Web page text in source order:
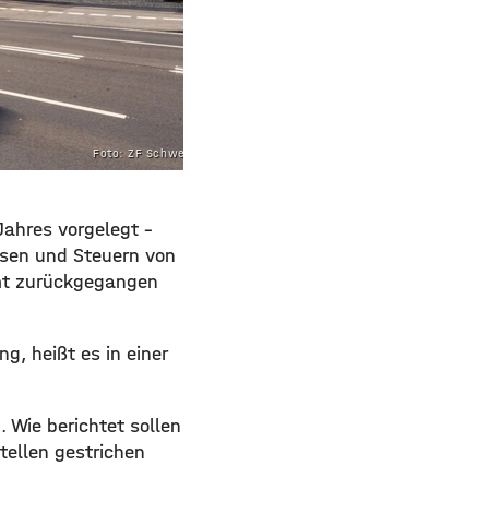
Foto: ZF Schweinfurt
vorgelegt –
und Steuern von
zurückgegangen
heißt es in einer
Wie berichtet sollen
gestrichen